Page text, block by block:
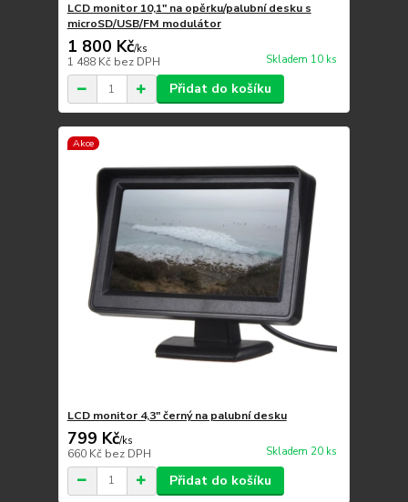
LCD monitor 10,1" na opěrku/palubní desku s
microSD/USB/FM modulátor
1 800 Kč/ks
1 488 Kč bez DPH Skladem 10 ks
Přidat do košíku
Akce
LCD monitor 4,3" černý na palubní desku
799 Kč/ks
660 Kč bez DPH Skladem 20 ks
Přidat do košíku